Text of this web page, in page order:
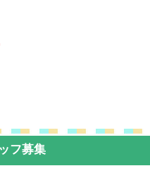
フ募集